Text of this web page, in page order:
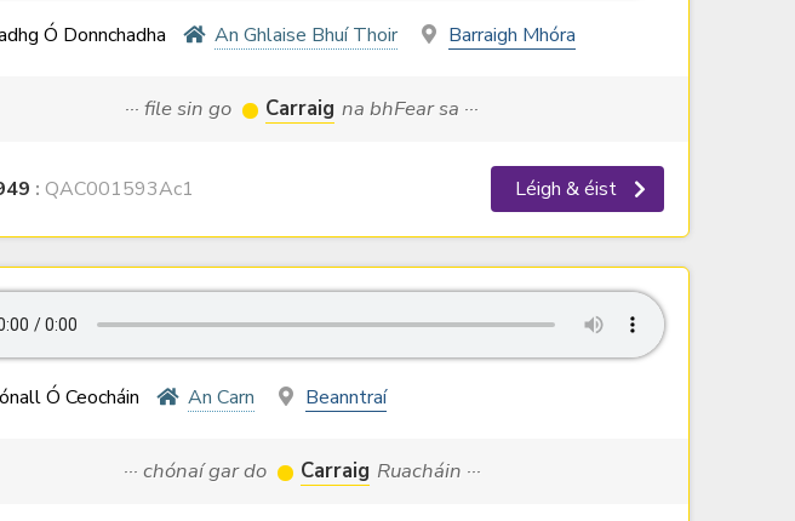
Ó Donnchadha An Ghlaise Bhuí Thoir Barraigh Mhóra
··· file sin go Carraig na bhFear sa ···
: QAC001593Ac1 Léigh & éist
Ó Ceocháin An Carn Beanntraí
··· chónaí gar do Carraig Ruacháin ···